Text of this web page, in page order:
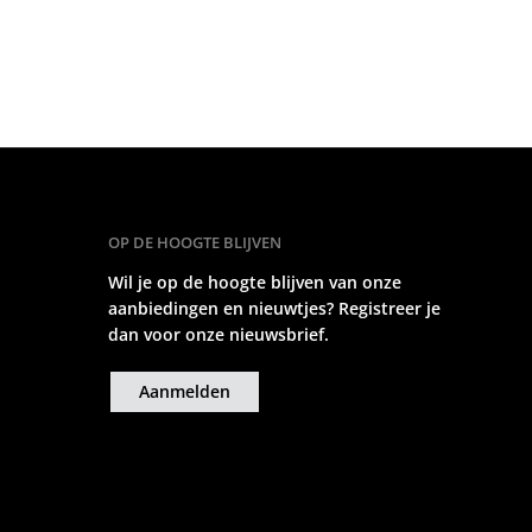
OP DE HOOGTE BLIJVEN
Wil je op de hoogte blijven van onze
aanbiedingen en nieuwtjes? Registreer je
dan voor onze nieuwsbrief.
Aanmelden